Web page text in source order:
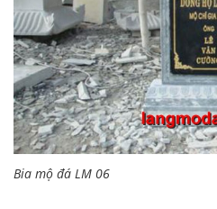
Bia mộ đá LM 06